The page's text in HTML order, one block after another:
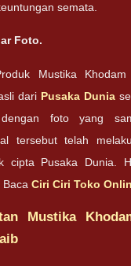
semata.
Foto.
Mustika Khodam
dari Pusaka Dunia
foto yang
tersebut telah
cipta Pusaka Dunia.
Baca Ciri Ciri Toko
Mustika